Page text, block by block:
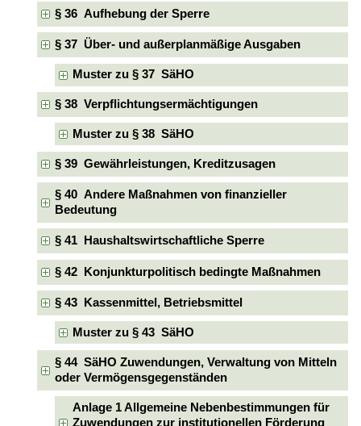
§ 36 Aufhebung der Sperre
§ 37 Über- und außerplanmäßige Ausgaben
Muster zu § 37 SäHO
§ 38 Verpflichtungsermächtigungen
Muster zu § 38 SäHO
§ 39 Gewährleistungen, Kreditzusagen
§ 40 Andere Maßnahmen von finanzieller
Bedeutung
§ 41 Haushaltswirtschaftliche Sperre
§ 42 Konjunkturpolitisch bedingte Maßnahmen
§ 43 Kassenmittel, Betriebsmittel
Muster zu § 43 SäHO
§ 44 SäHO Zuwendungen, Verwaltung von Mitteln
oder Vermögensgegenständen
Anlage 1 Allgemeine Nebenbestimmungen für
Zuwendungen zur institutionellen Förderung